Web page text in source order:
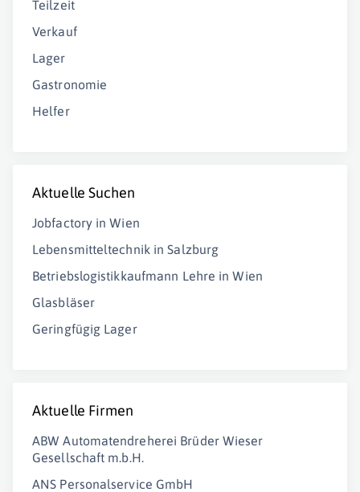
Teilzeit
Verkauf
Lager
Gastronomie
Helfer
Aktuelle Suchen
Jobfactory in Wien
Lebensmitteltechnik in Salzburg
Betriebslogistikkaufmann Lehre in Wien
Glasbläser
Geringfügig Lager
Aktuelle Firmen
ABW Automatendreherei Brüder Wieser
Gesellschaft m.b.H.
ANS Personalservice GmbH